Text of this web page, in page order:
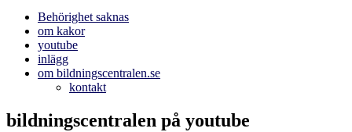
Behörighet saknas
om kakor
youtube
inlägg
om bildningscentralen.se
kontakt
bildningscentralen på youtube